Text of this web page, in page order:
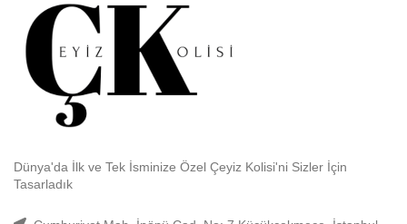
Dünya'da İlk ve Tek İsminize Özel Çeyiz Kolisi'ni Sizler İçin
Tasarladık